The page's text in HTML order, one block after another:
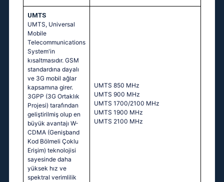
UMTS
UMTS, Universal
Mobile
Telecommunications
System'in
kısaltmasıdır. GSM
standardına dayalı
ve 3G mobil ağlar
kapsamına girer.
3GPP (3G Ortaklık
Projesi) tarafından
geliştirilmiş olup en
büyük avantajı W-
CDMA (Genişband
Kod Bölmeli Çoklu
Erişim) teknolojisi
sayesinde daha
yüksek hız ve
spektral verimlilik
UMTS 850 MHz
UMTS 900 MHz
UMTS 1700/2100 MHz
UMTS 1900 MHz
UMTS 2100 MHz